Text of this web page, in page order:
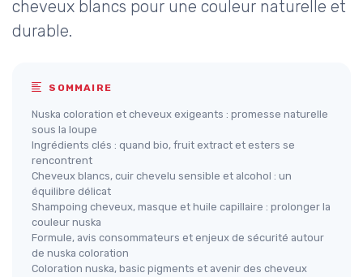
cheveux blancs pour une couleur naturelle et
durable.
SOMMAIRE
Nuska coloration et cheveux exigeants : promesse naturelle
sous la loupe
Ingrédients clés : quand bio, fruit extract et esters se
rencontrent
Cheveux blancs, cuir chevelu sensible et alcohol : un
équilibre délicat
Shampoing cheveux, masque et huile capillaire : prolonger la
couleur nuska
Formule, avis consommateurs et enjeux de sécurité autour
de nuska coloration
Coloration nuska, basic pigments et avenir des cheveux